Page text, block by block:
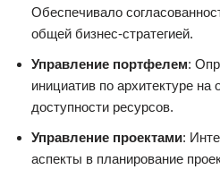
Обеспечивало
общей бизнес-стратегией.
Управление портфелем:
инициатив по архитектуре на
доступности ресурсов.
Управление проектами:
аспекты в планирование